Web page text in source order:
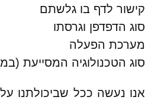
קישור לדף בו גלשתם
סוג הדפדפן וגרסתו
מערכת הפעלה
סוג הטכנולוגיה המסייעת
אנו נעשה ככל שביכולתנו